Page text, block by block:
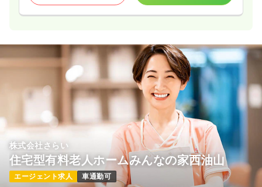
株式会社さらい
住宅型有料老人ホームみんなの家西油山
エージェント求人 車通勤可